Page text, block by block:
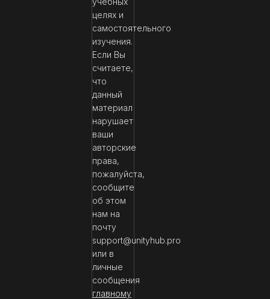
целях и
самостоятельного
изучения.
Если Вы
считаете,
что
данный
материал
нарушает
ваши
авторские
права,
пожалуйста,
сообщите
об этом
нам на
почту
support@unityhub.pro
или в
личные
сообщения
главному